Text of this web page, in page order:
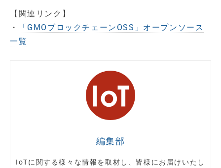
【関連リンク】
・
「GMOブロックチェーンOSS」オープンソース
一覧
編集部
IoTに関する様々な情報を取材し、皆様にお届けいたし